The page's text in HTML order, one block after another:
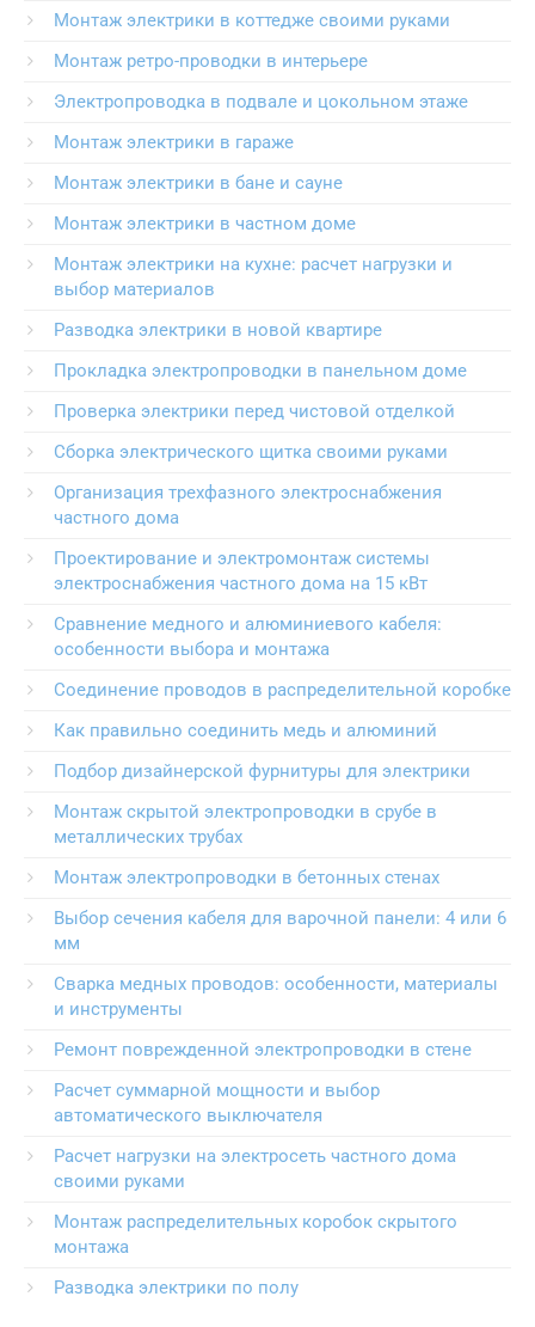
Монтаж электрики в коттедже своими руками
Монтаж ретро-проводки в интерьере
Электропроводка в подвале и цокольном этаже
Монтаж электрики в гараже
Монтаж электрики в бане и сауне
Монтаж электрики в частном доме
Монтаж электрики на кухне: расчет нагрузки и
выбор материалов
Разводка электрики в новой квартире
Прокладка электропроводки в панельном доме
Проверка электрики перед чистовой отделкой
Сборка электрического щитка своими руками
Организация трехфазного электроснабжения
частного дома
Проектирование и электромонтаж системы
электроснабжения частного дома на 15 кВт
Сравнение медного и алюминиевого кабеля:
особенности выбора и монтажа
Соединение проводов в распределительной коробке
Как правильно соединить медь и алюминий
Подбор дизайнерской фурнитуры для электрики
Монтаж скрытой электропроводки в срубе в
металлических трубах
Монтаж электропроводки в бетонных стенах
Выбор сечения кабеля для варочной панели: 4 или 6
мм
Сварка медных проводов: особенности, материалы
и инструменты
Ремонт поврежденной электропроводки в стене
Расчет суммарной мощности и выбор
автоматического выключателя
Расчет нагрузки на электросеть частного дома
своими руками
Монтаж распределительных коробок скрытого
монтажа
Разводка электрики по полу